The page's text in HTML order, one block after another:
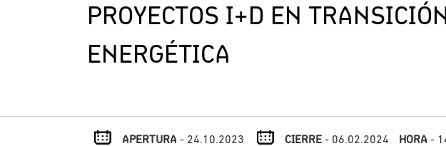
PROYECTOS I+D EN
ENERGÉTICA
APERTURA - 24.10.2023 CIERRE - 06.02.2024 HORA -